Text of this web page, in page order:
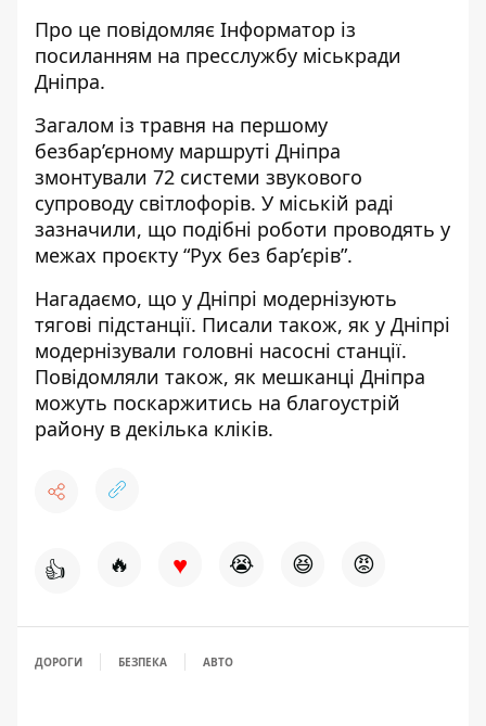
Про це повідомляє Інформатор із
посиланням на пресслужбу міськради
Дніпра.
Загалом із травня на першому
безбар’єрному маршруті Дніпра
змонтували 72 системи звукового
супроводу світлофорів. У міській раді
зазначили, що подібні роботи проводять у
межах проєкту “Рух без бар’єрів”.
Нагадаємо, що у Дніпрі модернізують
тягові підстанції. Писали також, як у Дніпрі
модернізували головні насосні станції.
Повідомляли також, як мешканці Дніпра
можуть поскаржитись на благоустрій
району в декілька кліків.
👍 🔥 ♥ 😭 😆 😡
ДОРОГИ БЕЗПЕКА АВТО